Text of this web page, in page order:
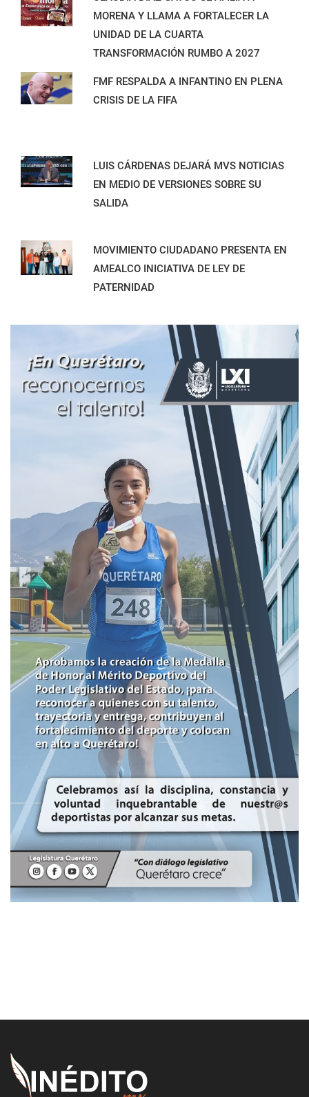
MORENA Y LLAMA A FORTALECER LA
UNIDAD DE LA CUARTA
TRANSFORMACIÓN RUMBO A 2027
FMF RESPALDA A INFANTINO EN PLENA
CRISIS DE LA FIFA
LUIS CÁRDENAS DEJARÁ MVS NOTICIAS
EN MEDIO DE VERSIONES SOBRE SU
SALIDA
MOVIMIENTO CIUDADANO PRESENTA EN
AMEALCO INICIATIVA DE LEY DE
PATERNIDAD